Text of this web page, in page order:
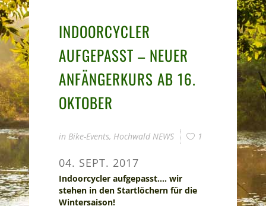
INDOORCYCLER
AUFGEPASST – NEUER
ANFÄNGERKURS AB 16.
OKTOBER
in Bike-Events, Hochwald NEWS 1
04. SEPT. 2017
Indoorcycler aufgepasst…. wir
stehen in den Startlöchern für die
Wintersaison!